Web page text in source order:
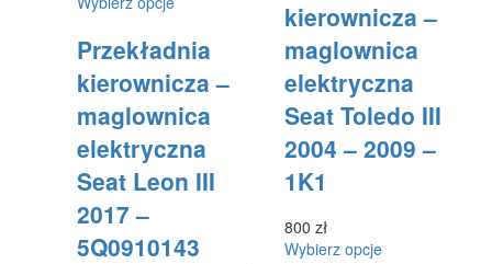
na
stronie
ma
wariantów.
Opcje
wybrać
na
Przekładnia
kierownicza –
maglownica
elektryczna
Seat Leon III
2017 –
5Q0910143
wariantów.
Opcje
wybrać
na
produktu
kierownicza –
maglownica
elektryczna
Seat Toledo III
2004 – 2009 –
1K1
800 zł
Wybierz opcjeTen